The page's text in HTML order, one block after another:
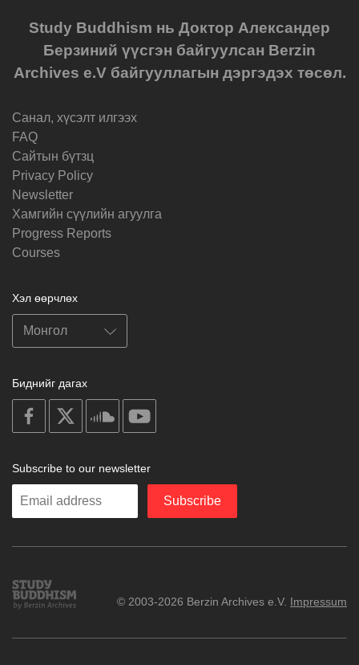
Study Buddhism нь Доктор Александер
Берзиний үүсгэн байгуулсан Berzin
Archives e.V байгууллагын дэргэдэх төсөл.
Санал, хүсэлт илгээх
FAQ
Cайтын бүтзц
Privacy Policy
Newsletter
Хамгийн сүүлийн агуулга
Progress Reports
Courses
Хэл өөрчлөх
Биднийг дагах
on
facebook
soundcloud
Subscribe to our newsletter
Enter
Subscribe
Study
Buddhism
© 2003-2026 Berzin Archives e.V. Impressum